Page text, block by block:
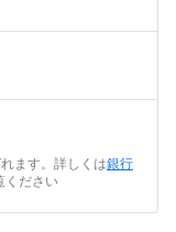
ます。詳しくは銀行
ください